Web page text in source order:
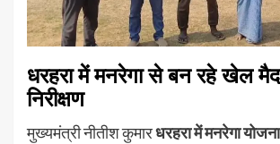
धरहरा में मनरेगा से बन रहे खेल
निरीक्षण
मुख्यमंत्री नीतीश कुमारधरहरा में मनरेगा